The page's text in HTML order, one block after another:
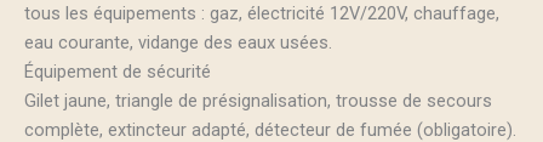
tous les équipements : gaz, électricité 12V/220V, chauffage,
eau courante, vidange des eaux usées.
Équipement de sécurité
Gilet jaune, triangle de présignalisation, trousse de secours
complète, extincteur adapté, détecteur de fumée (obligatoire).